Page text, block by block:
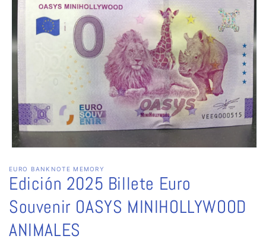
multimedia
1
en
ventana
modal
EURO BANKNOTE MEMORY
Edición 2025 Billete Euro
Souvenir OASYS MINIHOLLYWOOD
ANIMALES